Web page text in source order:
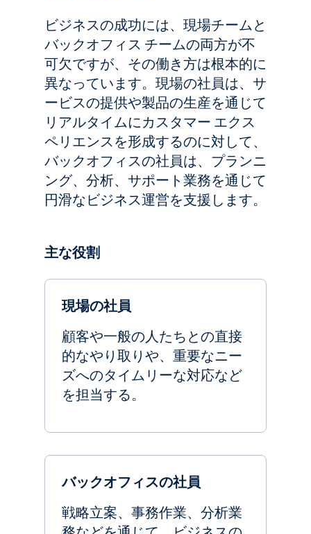
ビジネスの成功には、現場チームと
バックオフィス チームの両方が不
可欠ですが、その働き方は根本的に
異なっています。現場の社員は、サ
ービスの提供や製品の生産を通じて
リアルタイムにカスタマー エクス
ペリエンスを形成するのに対して、
バックオフィスの社員は、プランニ
ング、分析、サポート業務を通じて
円滑なビジネス運営を支援します。
主な役割
現場の社員
顧客や一般の人たちとの直接
的なやり取りや、重要なニー
ズへのタイムリーな対応など
を担当する。
バックオフィスの社員
戦略立案、事務作業、分析業